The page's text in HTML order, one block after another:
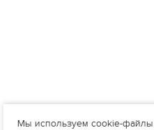
Мы используем cookie-